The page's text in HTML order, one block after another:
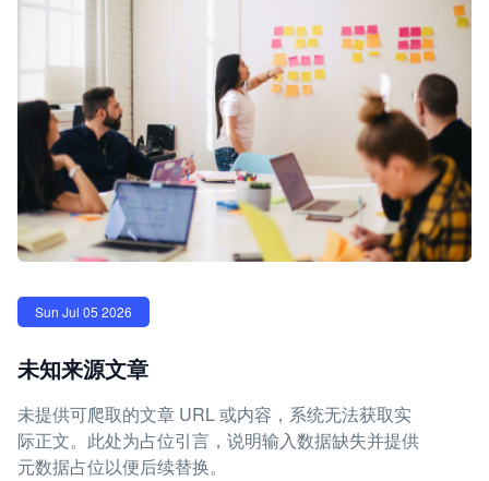
Sun Jul 05 2026
未知来源文章
未提供可爬取的文章 URL 或内容，系统无法获取实
际正文。此处为占位引言，说明输入数据缺失并提供
元数据占位以便后续替换。